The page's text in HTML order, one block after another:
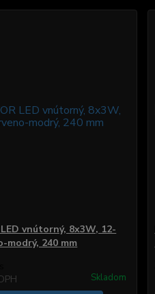
vnútorný, 8x3W, 12-
modrý, 240 mm
Skladom